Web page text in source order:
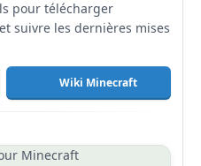
pour télécharger
suivre les dernières mises
Wiki Minecraft